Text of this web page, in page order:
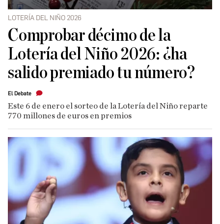
LOTERÍA DEL NIÑO 2026
Comprobar décimo de la
Lotería del Niño 2026: ¿ha
salido premiado tu número?
El Debate
Este 6 de enero el sorteo de la Lotería del Niño reparte
770 millones de euros en premios